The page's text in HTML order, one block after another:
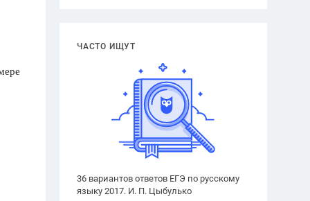
ЧАСТО ИЩУТ
36 вариантов ответов ЕГЭ по русскому
языку 2017. И. П. Цыбулько